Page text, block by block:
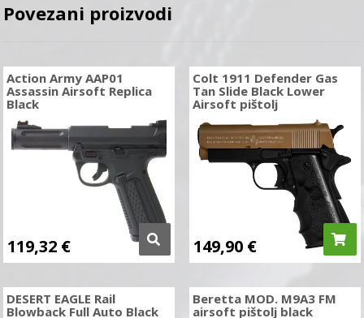
Povezani proizvodi
Action Army AAP01
Assassin Airsoft Replica
Black
119,32 €
Colt 1911 Defender Gas
Tan Slide Black Lower
Airsoft pištolj
149,90 €
DESERT EAGLE Rail
Blowback Full Auto Black
Beretta MOD. M9A3 FM
airsoft pištolj black